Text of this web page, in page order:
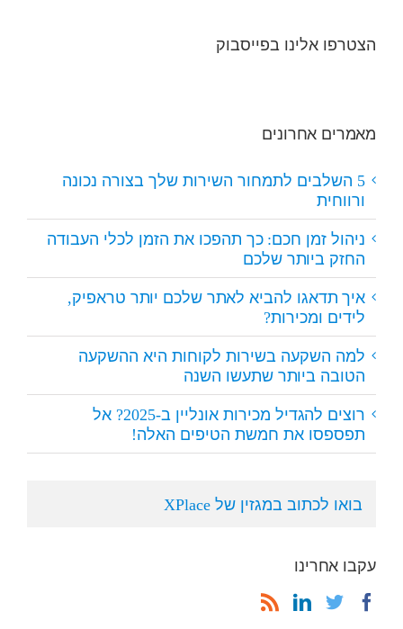
5 השלבים לתמחור השירות שלך בצורה נכונה
ורווחית
ניהול זמן חכם: כך תהפכו את הזמן לכלי העבודה
החזק ביותר שלכם
איך תדאגו להביא לאתר שלכם יותר טראפיק,
לידים ומכירות?
למה השקעה בשירות לקוחות היא ההשקעה
הטובה ביותר שתעשו השנה
תפספסו את חמשת הטיפים האלה!